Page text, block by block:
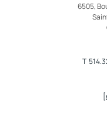
6505,
T